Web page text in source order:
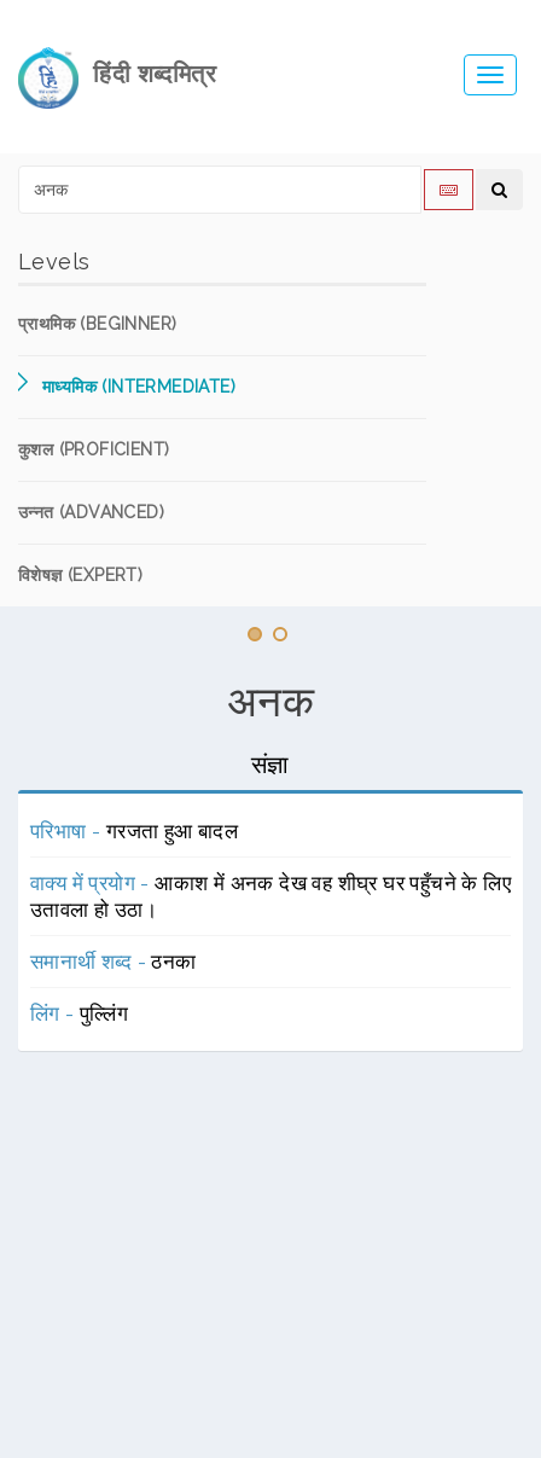
हिंदी शब्दमित्र
Levels
प्राथमिक (BEGINNER)
माध्यमिक (INTERMEDIATE)
कुशल (PROFICIENT)
उन्नत (ADVANCED)
विशेषज्ञ (EXPERT)
अनक
संज्ञा
परिभाषा -गरजता हुआ बादल
वाक्य में प्रयोग -आकाश में अनक देख वह शीघ्र घर पहुँचने के लिए
उतावला हो उठा।
समानार्थी शब्द -ठनका
लिंग -पुल्लिंग